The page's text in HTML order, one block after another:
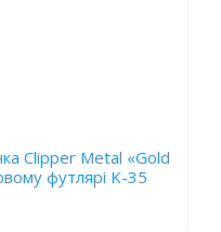
Clipper Metal «Gold
футлярі K-35